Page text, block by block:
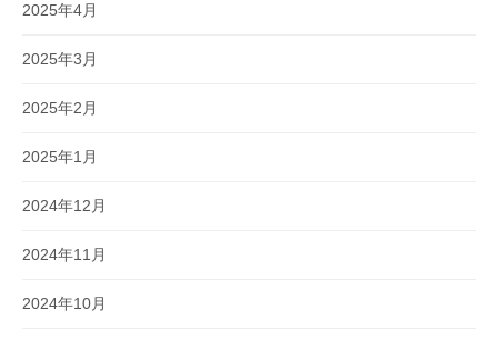
2025年4月
2025年3月
2025年2月
2025年1月
2024年12月
2024年11月
2024年10月